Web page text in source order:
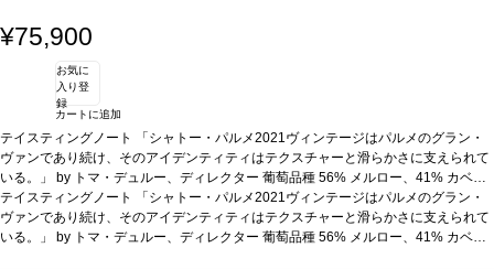
¥75,900
お気に
入り登
録
カートに追加
テイスティングノート
「シャトー・パルメ2021ヴィンテージはパルメのグラン・
ヴァンであり続け、そのアイデンティティはテクスチャーと滑らかさに支えられて
いる。」 by トマ・デュルー、ディレクター 葡萄品種 56% メルロー、41% カベル
ネ・ソーヴィニヨン、3% プティ・ヴェルド
テイスティングノート
「シャトー・パルメ2021ヴィンテージはパルメのグラン・
ヴァンであり続け、そのアイデンティティはテクスチャーと滑らかさに支えられて
いる。」 by トマ・デュルー、ディレクター 葡萄品種 56% メルロー、41% カベル